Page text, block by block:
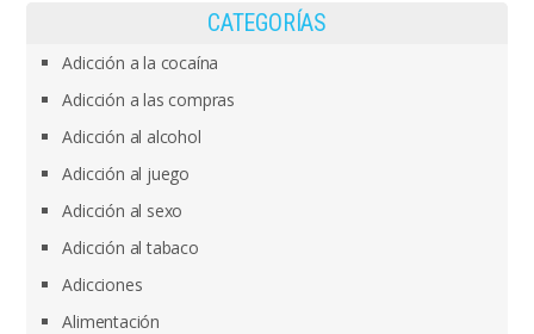
CATEGORÍAS
Adicción a la cocaína
Adicción a las compras
Adicción al alcohol
Adicción al juego
Adicción al sexo
Adicción al tabaco
Adicciones
Alimentación